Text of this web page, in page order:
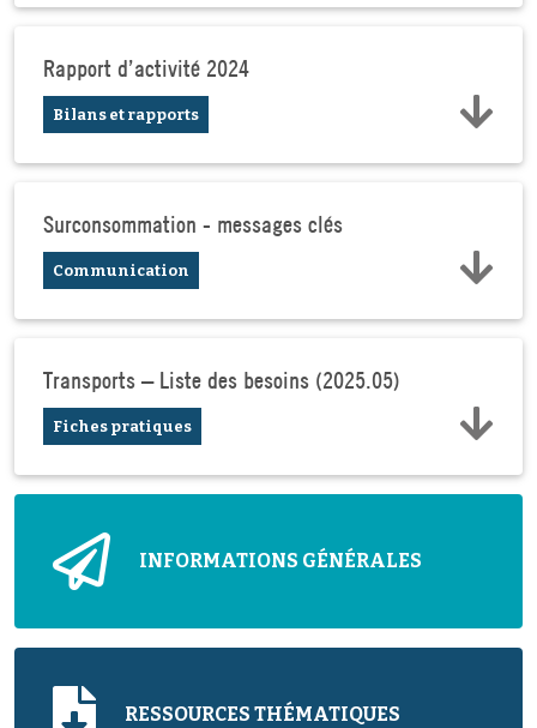
Rapport d'activité 2024
Bilans et rapports
Surconsommation - messages clés
Communication
Transports – Liste des besoins (2025.05)
Fiches pratiques
INFORMATIONS GÉNÉRALES
RESSOURCES THÉMATIQUES